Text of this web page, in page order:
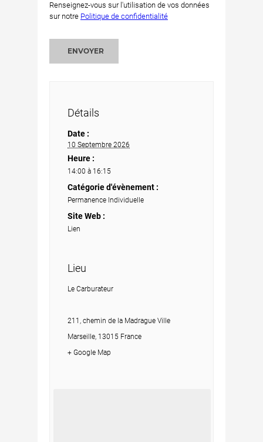
Renseignez-vous sur l'utilisation de vos données
sur notre Politique de confidentialité
ENVOYER
Détails
Date :
10 Septembre 2026
Heure :
14:00 à 16:15
Catégorie d'évènement :
Permanence Individuelle
Site Web :
Lien
Lieu
Le Carburateur
211, chemin de la Madrague Ville
Marseille, 13015 France
+ Google Map